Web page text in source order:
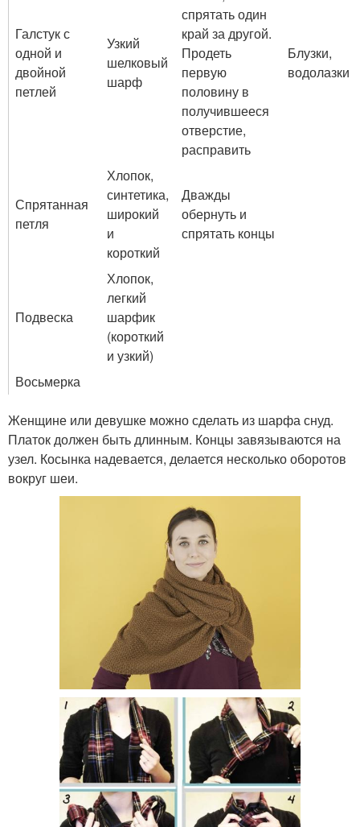
Галстук с
одной и
двойной
петлей
Узкий
шелковый
шарф
спрятать один
край за другой.
Продеть
первую
половину в
получившееся
отверстие,
расправить
Блузки,
водолазки
Спрятанная
петля
Хлопок,
синтетика,
широкий
и
короткий
Дважды
обернуть и
спрятать концы
Подвеска
Хлопок,
легкий
шарфик
(короткий
и узкий)
Восьмерка
Женщине или девушке можно сделать из шарфа снуд.
Платок должен быть длинным. Концы завязываются на
узел. Косынка надевается, делается несколько оборотов
вокруг шеи.